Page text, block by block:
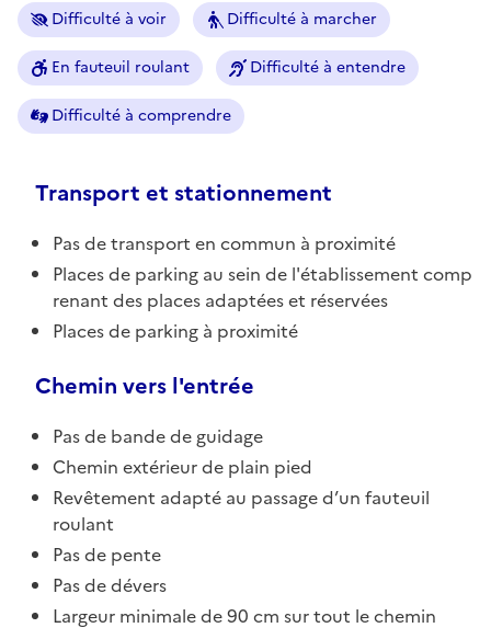
Difficulté à voir Difficulté à marcher
En fauteuil roulant Difficulté à entendre
Difficulté à comprendre
Transport et stationnement
Pas de transport en commun à proximité
Places de parking au sein de l'établissement comp
renant des places adaptées et réservées
Places de parking à proximité
Chemin vers l'entrée
Pas de bande de guidage
Chemin extérieur de plain pied
Revêtement adapté au passage d’un fauteuil
roulant
Pas de pente
Pas de dévers
Largeur minimale de 90 cm sur tout le chemin